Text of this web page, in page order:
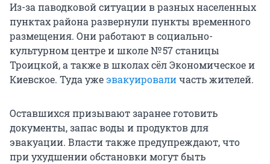
Из-за паводковой ситуации в разных населенных
пунктах района развернули пункты временного
размещения. Они работают в социально-
культурном центре и школе № 57 станицы
Троицкой, а также в школах сёл Экономическое и
Киевское. Туда ужеэвакуироваличасть жителей.
Оставшихся призывают заранее готовить
документы, запас воды и продуктов для
эвакуации. Власти также предупреждают, что
при ухудшении обстановки могут быть